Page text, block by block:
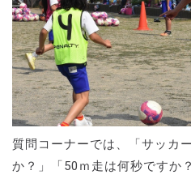
質問コーナーでは、「サッカ
か？」「50ｍ走は何秒ですか